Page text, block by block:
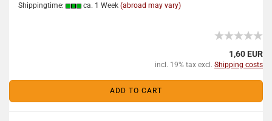
Shippingtime:
ca. 1 Week (abroad may vary)
1,60 EUR
incl. 19% tax excl. Shipping costs
ADD TO CART